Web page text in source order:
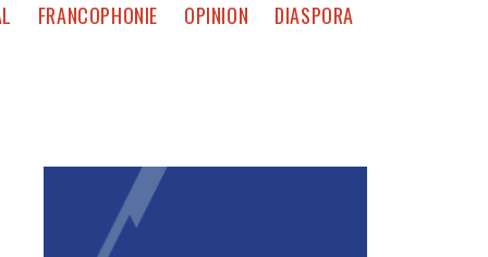
FRANCOPHONIE OPINION DIASPORA